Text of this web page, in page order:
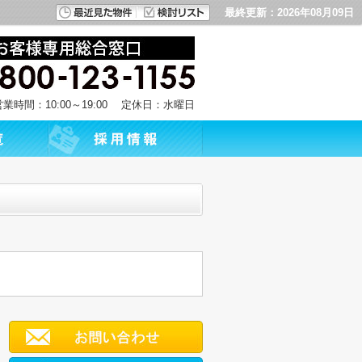
最終更新：2026年08月09日
業時間：10:00～19:00 定休日：水曜日